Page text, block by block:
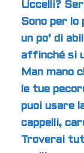
Uccelli?
Sono per lo
un po’ di
affinché si
Man mano
le tue
puoi usare
cappelli,
Troverai